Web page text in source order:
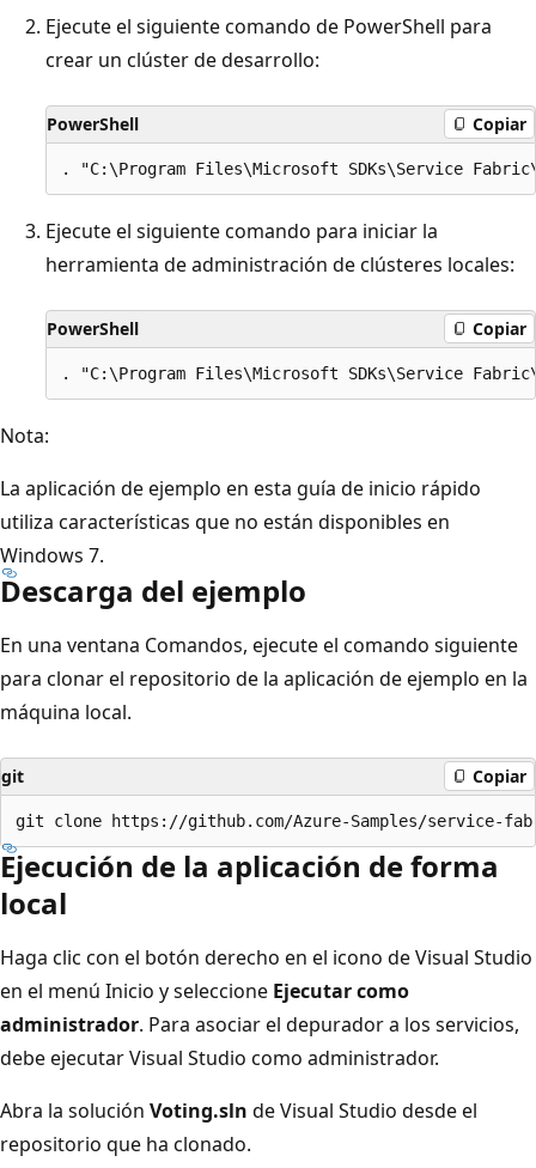
Ejecute el siguiente comando de PowerShell para
crear un clúster de desarrollo:
PowerShell Copiar
Ejecute el siguiente comando para iniciar la
herramienta de administración de clústeres locales:
PowerShell Copiar
Nota:
La aplicación de ejemplo en esta guía de inicio rápido
utiliza características que no están disponibles en
Windows 7.
Descarga del ejemplo
En una ventana Comandos, ejecute el comando siguiente
para clonar el repositorio de la aplicación de ejemplo en la
máquina local.
git Copiar
Ejecución de la aplicación de forma
local
Haga clic con el botón derecho en el icono de Visual Studio
en el menú Inicio y seleccione Ejecutar como
administrador. Para asociar el depurador a los servicios,
debe ejecutar Visual Studio como administrador.
Abra la solución Voting.sln de Visual Studio desde el
repositorio que ha clonado.